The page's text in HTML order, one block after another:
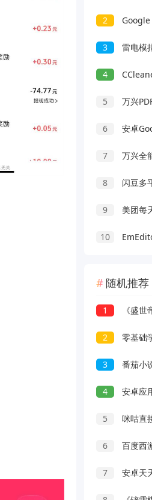
2
3 雷电模
4
5 万兴
6 安卓
7 万兴全
8 闪豆多
9 美团每
10
随机推荐
1 《盛
2 零基础
3 番茄小
4 安卓应
5 咪咕直
6 百度西
7 安卓天